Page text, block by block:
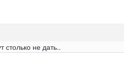
столько не дать..